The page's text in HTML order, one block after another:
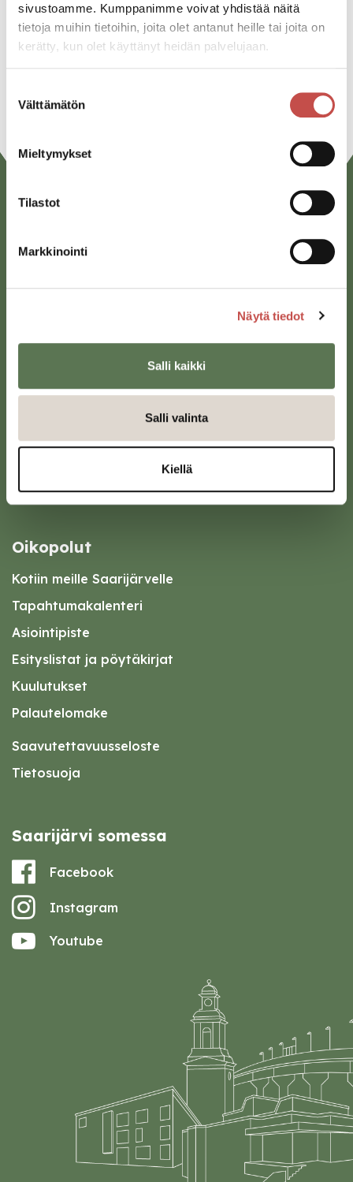
sivustoamme. Kumppanimme voivat yhdistää näitä
tietoja muihin tietoihin, joita olet antanut heille tai joita on
kerätty, kun olet käyttänyt heidän palvelujaan.
valinta
Välttämätön
Mieltymykset
Tilastot
Markkinointi
Näytä tiedot
Salli kaikki
Salli valinta
Kiellä
Twitter
Linkedin
Sivulantie 11, PL 13
kirjaamo@saarijarvi.fi
Oikopolut
Kotiin meille Saarijärvelle
Tapahtumakalenteri
Asiointipiste
Esityslistat ja pöytäkirjat
Kuulutukset
Palautelomake
Saavutettavuusseloste
Tietosuoja
Saarijärvi somessa
Facebook
Instagram
Youtube